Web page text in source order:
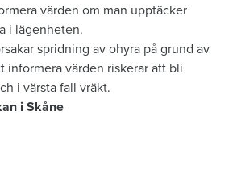
värden om man upptäcker
i lägenheten.
spridning av ohyra på grund av
informera värden riskerar att bli
i värsta fall vräkt.
i Skåne